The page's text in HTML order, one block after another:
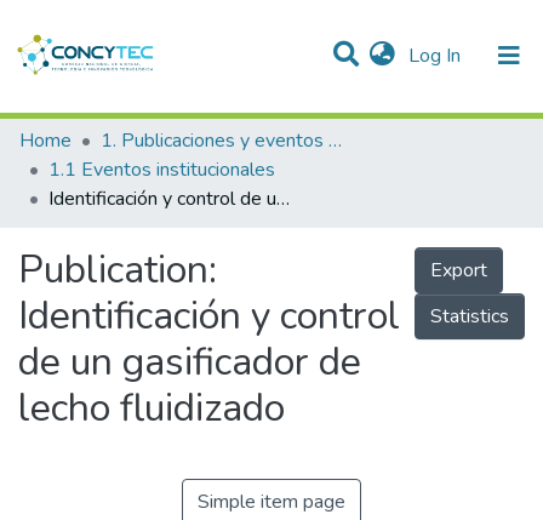
Log In (current)
Communities & Collections
Research Outputs
People
Statistics
Home
1. Publicaciones y eventos institucionales
1.1 Eventos institucionales
Identificación y control de un gasificador de lecho fluidizado
Publication:
Identificación y control
de un gasificador de
lecho fluidizado
Export
Statistics
Simple item page